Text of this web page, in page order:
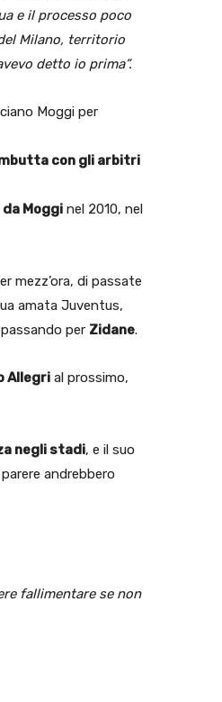
e il processo poco
Milano, territorio
detto io prima”.
Moggi per
con gli arbitri
Moggi nel 2010, nel
mezz’ora, di passate
amata Juventus,
per Zidane.
Allegri al prossimo,
negli stadi, e il suo
andrebbero
fallimentare se non